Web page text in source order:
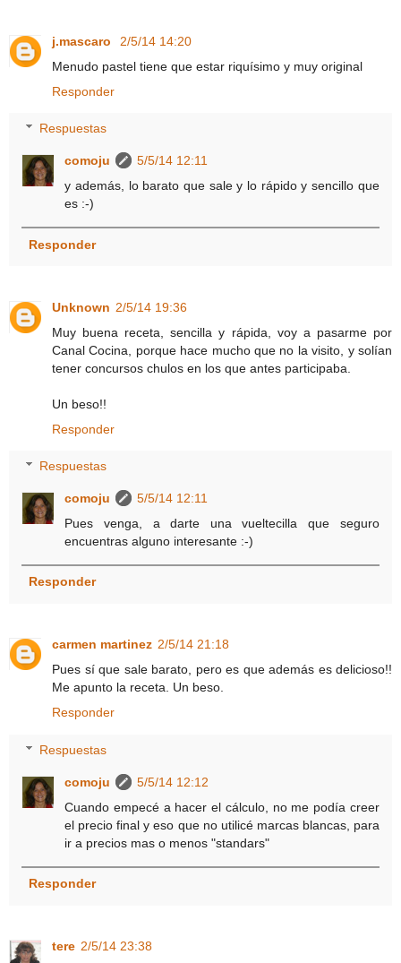
j.mascaro
2/5/14 14:20
Menudo pastel tiene que estar riquísimo y muy original
Responder
Respuestas
comoju
5/5/14 12:11
y además, lo barato que sale y lo rápido y sencillo que
es :-)
Responder
Unknown 2/5/14 19:36
Muy buena receta, sencilla y rápida, voy a pasarme por
Canal Cocina, porque hace mucho que no la visito, y solían
tener concursos chulos en los que antes participaba.
Un beso!!
Responder
Respuestas
comoju
5/5/14 12:11
Pues venga, a darte una vueltecilla que seguro
encuentras alguno interesante :-)
Responder
carmen martinez 2/5/14 21:18
Pues sí que sale barato, pero es que además es delicioso!!
Me apunto la receta. Un beso.
Responder
Respuestas
comoju
5/5/14 12:12
Cuando empecé a hacer el cálculo, no me podía creer
el precio final y eso que no utilicé marcas blancas, para
ir a precios mas o menos "standars"
Responder
tere 2/5/14 23:38